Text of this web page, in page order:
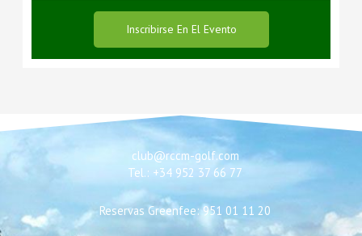
Inscribirse En El Evento
club@rccm-golf.com
Tel.: +34 952 37 66 77
Reservas Greenfee: 951 01 11 20